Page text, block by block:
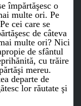
împărtăşesc o
multe ori. Pe
cei care se
de câteva
multe ori? Nici
de sfântul
cu trăire
mereu.
departe de
lor răutate şi